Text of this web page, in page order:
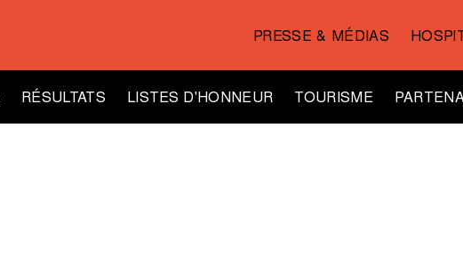
PRESSE & MÉDIAS
RÉSULTATS LISTES D'HONNEUR TOURISME